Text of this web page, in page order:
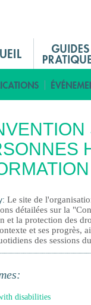
Le site de
détailées sur la
et la protection des
et ses progrès,
des sessions
disabilities